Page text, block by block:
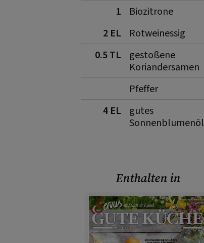
1
Biozitrone
2 EL
Rotweinessig
0.5 TL
gestoßene
Koriandersamen
Pfeffer
4 EL
gutes
Sonnenblumenöl
Enthalten in